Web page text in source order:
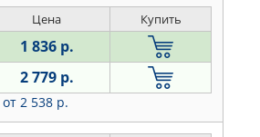
Цена Купить
1 836 р.
2 779 р.
от 2 538 р.